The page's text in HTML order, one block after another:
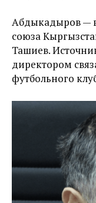
Абдыкадыров —
союза
Ташиев.
директором
футбольного